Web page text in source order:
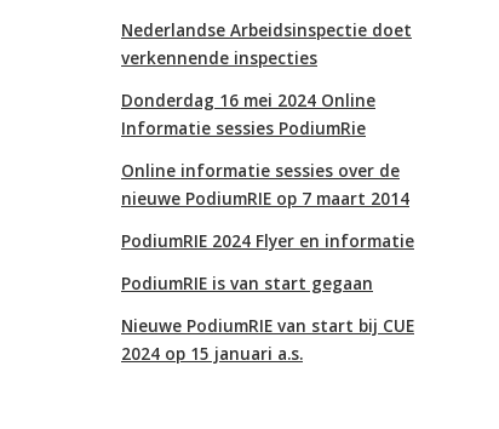
Nederlandse Arbeidsinspectie doet
verkennende inspecties
Donderdag 16 mei 2024 Online
Informatie sessies PodiumRie
Online informatie sessies over de
nieuwe PodiumRIE op 7 maart 2014
PodiumRIE 2024 Flyer en informatie
PodiumRIE is van start gegaan
Nieuwe PodiumRIE van start bij CUE
2024 op 15 januari a.s.